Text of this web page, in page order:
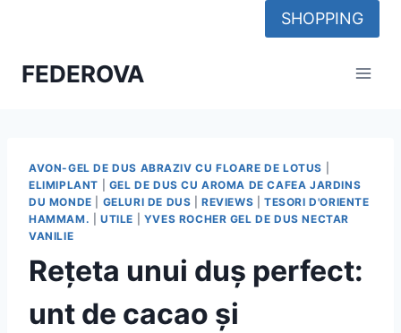
SHOPPING
FEDEROVA
AVON-GEL DE DUS ABRAZIV CU FLOARE DE LOTUS
ELIMIPLANT
GEL DE DUS CU AROMA DE CAFEA JARDINS
DU MONDE
GELURI DE DUS |REVIEWS |TESORI D'ORIENTE
HAMMAM.
UTILE
YVES ROCHER GEL DE DUS NECTAR
VANILIE
Rețeta unui duș perfect:
unt de cacao și